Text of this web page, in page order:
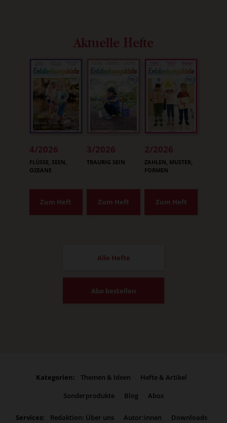
Aktuelle Hefte
4/2026
:
FLÜSSE, SEEN,
OZEANE
Zum Heft
3/2026
:
TRAURIG SEIN
Zum Heft
2/2026
:
ZAHLEN, MUSTER,
FORMEN
Zum Heft
Alle Hefte
Abo bestellen
Kategorien: Themen & Ideen
Hefte & Artikel
Sonderprodukte
Blog Abos
Services: Redaktion: Über uns Autor:innen Downloads